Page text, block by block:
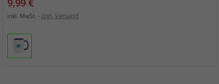
9,99 €
inkl. MwSt. zzgl. Versand